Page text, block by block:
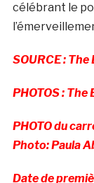
célébrant le
SOURCE :
PHOTOS :
PHOTO du
Photo: Paula
Date de